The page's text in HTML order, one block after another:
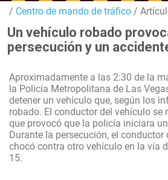
/ Centro de mando de tráfico /
Un vehículo robado
persecución y un
Aproximadamente a las 2:30 de la
la Policía Metropolitana de Las
detener un vehículo que, según los
robado. El conductor del vehículo se
que provocó que la policía iniciara
Durante la persecución, el
chocó contra otro vehículo en la vía
15.